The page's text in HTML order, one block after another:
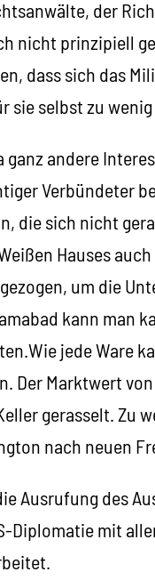
der
nicht prinzipiell
dass sich das
sie selbst zu
andere
Verbündeter
die sich nicht
Hauses
um die
kann man
jede Ware
Der Marktwert
gerasselt. Zu
nach neuen
Ausrufung des
Diplomatie mit